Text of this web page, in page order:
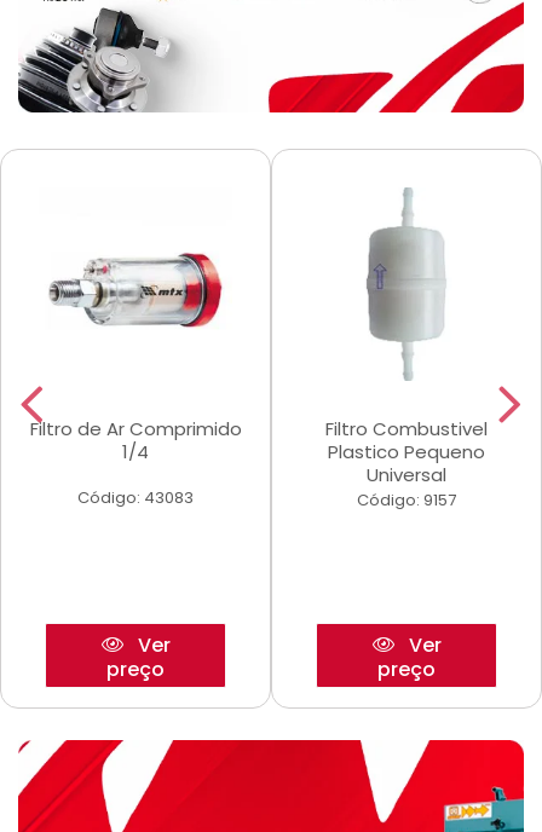
Filtro de Ar Comprimido
1/4
Código: 43083
Ver
preço
Filtro Combustivel
Plastico Pequeno
Universal
Código: 9157
Ver
preço